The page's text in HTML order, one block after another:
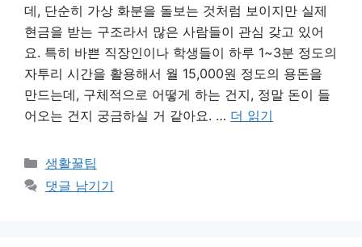
데, 단순히 가상 화분을 돌보는 것처럼 보이지만 실제
현금을 받는 구조라서 많은 사람들이 관심 갖고 있어
요. 특히 바쁜 직장인이나 학생들이 하루 1~3분 정도의
자투리 시간을 활용해서 월 15,000원 정도의 용돈을
만드는데, 구체적으로 어떻게 하는 건지, 정말 돈이 들
어오는 건지 궁금하실 거 같아요. … 더 읽기
카
테
생활꿀팁
댓글 남기기